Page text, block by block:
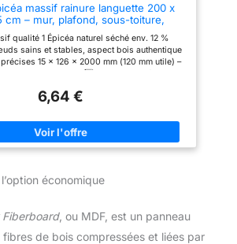
massif rainure languette 200 x
cm – mur, plafond, sous-toiture,
bardage léger – 1 lame
qualité 1 Épicéa naturel séché env. 12 %
sains et stables, aspect bois authentique
15 × 126 × 2000 mm (120 mm utile) –
et aménagement intérieur 4️⃣ Pose simple
professionnel 5️⃣ Conditionnement
pour 1 lame – jusqu’à 15 lames par colis (3,6
utile) sans supplément transport
6,64 €
économique
, ou MDF, est un panneau
de bois compressées et liées par